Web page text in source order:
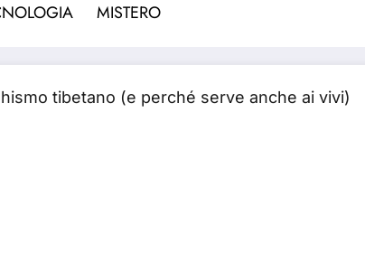
MISTERO
tibetano (e perché serve anche ai vivi)